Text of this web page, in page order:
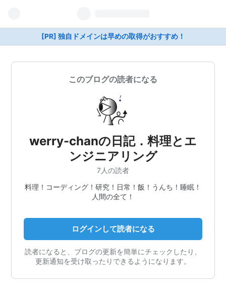
[PR] 独自ドメインは早めの取得がおすすめ！
このブログの読者になる
werry-chanの日記．料理とエ
ンジニアリング
7人の読者
料理！コーディング！研究！日常！飯！うんち！睡眠！
人間の全て！
ログインして読者になる
読者になると、ブログの更新を簡単にチェックしたり、
更新通知を受け取ったりできるようになります。